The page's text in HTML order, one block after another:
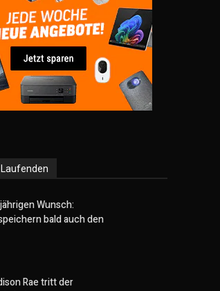
Wunsch:
bald auch den
Rae tritt der